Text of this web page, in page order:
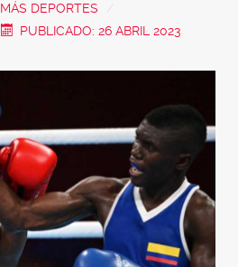
MÁS DEPORTES
PUBLICADO: 26 ABRIL 2023